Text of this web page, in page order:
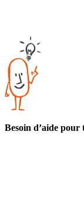
Besoin d’aide pour